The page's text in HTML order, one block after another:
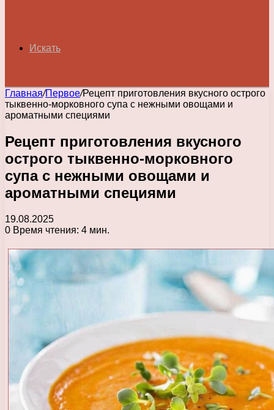
Искать
Главная/Первое/Рецепт приготовления вкусного острого
тыквенно-морковного супа с нежными овощами и
ароматными специями
Рецепт приготовления вкусного
острого тыквенно-морковного
супа с нежными овощами и
ароматными специями
19.08.2025
0 Время чтения: 4 мин.